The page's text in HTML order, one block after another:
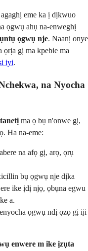
eme ka ị dịkwuo
ọgwụ ahụ na-enweghị
ọgwụ nje. Naanị onye
ọrịa gị ma kpebie ma
iyi.
na Nyocha
ma ọ bụ n'onwe gị,
Ha na-eme:
na afọ gị, arọ, ọrụ
bụ ọgwụ nje dịka
ike ịdị njọ, ọbụna egwu
a.
ọgwụ ndị ọzọ gị iji
enwere m ike ịzụta